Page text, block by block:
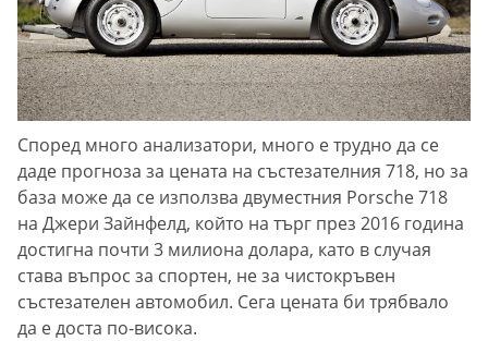
Според много анализатори, много е трудно да се
даде прогноза за цената на състезателния 718, но за
база може да се използва двуместния Porsche 718
на Джери Зайнфелд, който на търг през 2016 година
достигна почти 3 милиона долара, като в случая
става въпрос за спортен, не за чистокръвен
състезателен автомобил. Сега цената би трябвало
да е доста по-висока.